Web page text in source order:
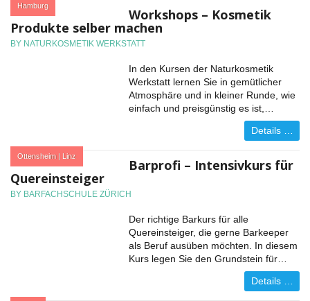
Hamburg
Workshops – Kosmetik
Produkte selber machen
BY NATURKOSMETIK WERKSTATT
Ottensheim | Linz
In den Kursen der Naturkosmetik
Werkstatt lernen Sie in gemütlicher
Atmosphäre und in kleiner Runde, wie
einfach und preisgünstig es ist,…
Details …
Barprofi – Intensivkurs für
Quereinsteiger
BY BARFACHSCHULE ZÜRICH
Der richtige Barkurs für alle
Quereinsteiger, die gerne Barkeeper
als Beruf ausüben möchten. In diesem
Kurs legen Sie den Grundstein für…
Details …